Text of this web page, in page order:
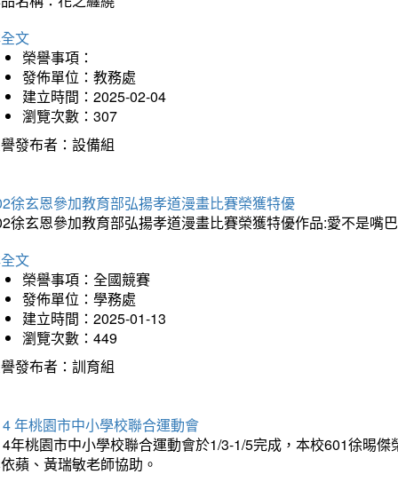
文
榮譽事項：
發佈單位：教務處
建立時間：2025-02-04
瀏覽次數：307
發布者：設備組
徐玄恩參加教育部弘揚孝道漫畫比賽榮獲特優
徐玄恩參加教育部弘揚孝道漫畫比賽榮獲特優作品:愛不是嘴
文
榮譽事項：全國競賽
發佈單位：學務處
建立時間：2025-01-13
瀏覽次數：449
發布者：訓育組
年桃園市中小學校聯合運動會
年桃園市中小學校聯合運動會於1/3-1/5完成，本校601徐晹
蘋、黃瑞敏老師協助。